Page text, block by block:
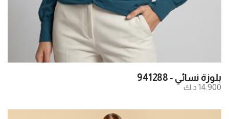
بلوزة نسائي - 941288
14.900 د.ك